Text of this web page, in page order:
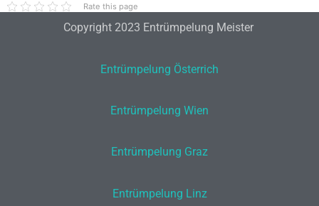
Rate this page
Copyright 2023 Entrümpelung Meister
Entrümpelung Österrich
Entrümpelung Wien
Entrümpelung Graz
Entrümpelung Linz